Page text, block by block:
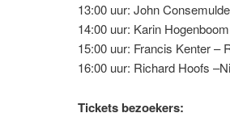
13:00 uur: John
14:00 uur: Karin
15:00 uur: Francis Kenter –
16:00 uur: Richard Hoofs
Tickets bezoekers: